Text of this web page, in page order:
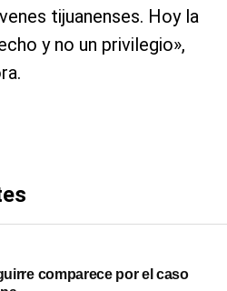
tijuanenses. Hoy la
y no un privilegio»,
comparece por el caso